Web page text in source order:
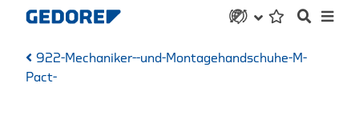
922-Mechaniker--und-Montagehandschuhe-M-
Pact-